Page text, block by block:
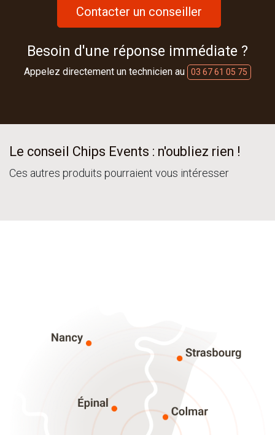
Contacter un conseiller
Besoin d'une réponse immédiate ?
Appelez directement un technicien au 03 67 61 05 75
Le conseil Chips Events : n'oubliez rien !
Ces autres produits pourraient vous intéresser